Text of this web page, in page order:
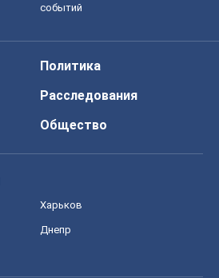
событий
Политика
Расследования
Общество
Харьков
Днепр